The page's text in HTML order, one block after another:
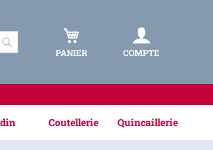
RechercherPANIER COMPTE
Coutellerie Quincaillerie